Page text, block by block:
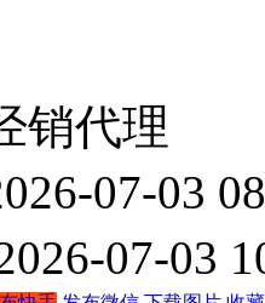
销代理
07-03
07-03